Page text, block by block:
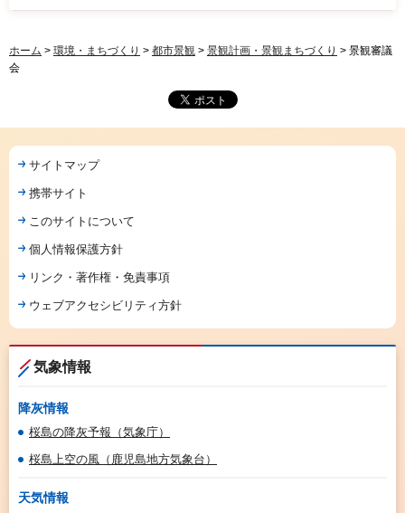
ホーム > 環境・まちづくり > 都市景観 > 景観計画・景観まちづくり > 景観審議
会
サイトマップ
携帯サイト
このサイトについて
個人情報保護方針
リンク・著作権・免責事項
ウェブアクセシビリティ方針
気象情報
降灰情報
桜島の降灰予報（気象庁）
桜島上空の風（鹿児島地方気象台）
天気情報